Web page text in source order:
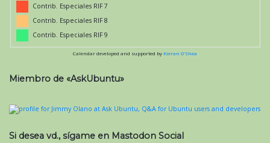
Contrib. Especiales RIF 7
Contrib. Especiales RIF 8
Contrib. Especiales RIF 9
Calendar developed and supported by Kieran O'Shea
Miembro de «AskUbuntu»
Si desea vd., sígame en Mastodon Social